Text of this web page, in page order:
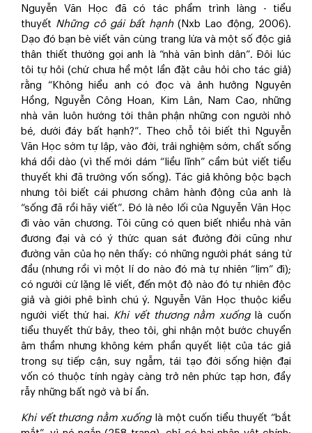
Nguyễn Văn Học đã có tác phẩm trình làng - tiểu
thuyết Những cô gái bất hạnh(Nxb Lao động, 2006).
Dạo đó bạn bè viết văn cùng trang lứa và một số độc giả
thân thiết thường gọi anh là “nhà văn bình dân”. Đôi lúc
tôi tự hỏi (chứ chưa hề một lần đặt câu hỏi cho tác giả)
rằng “Không hiểu anh có đọc và ảnh hưởng Nguyên
Hồng, Nguyễn Công Hoan, Kim Lân, Nam Cao, những
nhà văn luôn hướng tới thân phận những con người nhỏ
bé, dưới đáy bất hạnh?”. Theo chỗ tôi biết thì Nguyễn
Văn Học sớm tự lập, vào đời, trải nghiệm sớm, chất sống
khá dồi dào (vì thế mới dám “liều lĩnh” cầm bút viết tiểu
thuyết khi đã trường vốn sống). Tác giả không bộc bạch
nhưng tôi biết cái phương châm hành động của anh là
“sống đã rồi hãy viết”. Đó là nẻo lối của Nguyễn Văn Học
đi vào văn chương. Tôi cũng có quen biết nhiều nhà văn
đương đại và có ý thức quan sát đường đời cũng như
đường văn của họ nên thấy: có những người phát sáng từ
đầu (nhưng rồi vì một lí do nào đó mà tự nhiên “lịm” đi);
có người cứ lặng lẽ viết, đến một độ nào đó tự nhiên độc
giả và giới phê bình chú ý. Nguyễn Văn Học thuộc kiểu
người viết thứ hai. Khi vết thương nằm xuốnglà cuốn
tiểu thuyết thứ bảy, theo tôi, ghi nhận một bước chuyển
âm thầm nhưng không kém phần quyết liệt của tác giả
trong sự tiếp cận, suy ngẫm, tái tạo đời sống hiện đại
vốn có thuộc tính ngày càng trở nên phức tạp hơn, đầy
rẫy những bất ngờ và bí ẩn.
Khi vết thương nằm xuống là một cuốn tiểu thuyết “bắt